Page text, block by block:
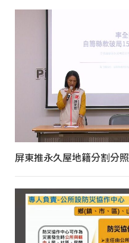
屏東推永久屋地籍分割分